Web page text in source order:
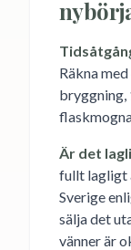
Räkna
bryggning,
Är det
fullt lagligt
Sverige
sälja det
vänner är